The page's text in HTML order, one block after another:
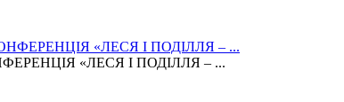
«ЛЕСЯ І ПОДІЛЛЯ – ...